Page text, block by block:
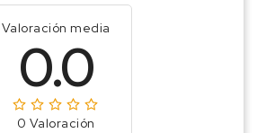
Valoración media
0.0
0 Valoración